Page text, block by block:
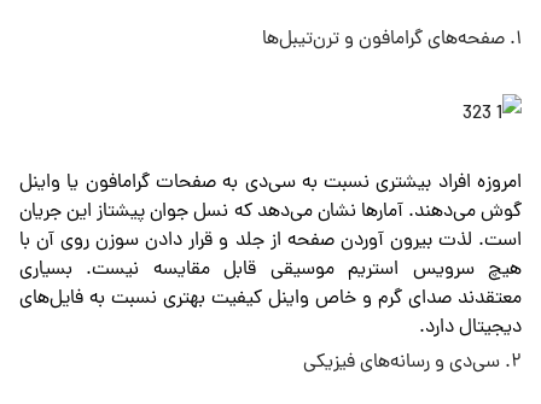
۱. صفحه‌های گرامافون و ترن‌تیبل‌ها
امروزه افراد بیشتری نسبت به سی‌دی به صفحات گرامافون یا واینل
گوش می‌دهند. آمارها نشان می‌دهد که نسل جوان پیشتاز این جریان
است. لذت بیرون آوردن صفحه از جلد و قرار دادن سوزن روی آن با
هیچ سرویس استریم موسیقی قابل مقایسه نیست. بسیاری
معتقدند صدای گرم و خاص واینل کیفیت بهتری نسبت به فایل‌های
دیجیتال دارد.
۲. سی‌دی و رسانه‌های فیزیکی